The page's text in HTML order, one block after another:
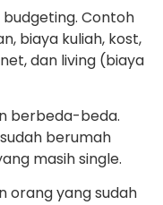
Contoh
biaya kuliah, kost,
dan living (biaya
berbeda-beda.
berumah
masih single.
orang yang sudah